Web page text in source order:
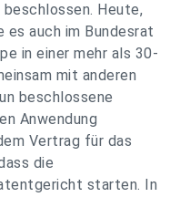
Heute,
es auch im Bundesrat
in einer mehr als 30-
mit anderen
beschlossene
Anwendung
Vertrag für das
die
starten. In